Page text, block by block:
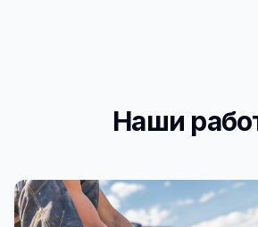
Наши